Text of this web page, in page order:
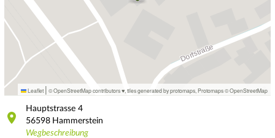
Leaflet | © OpenStreetMap contributors ♥, tiles generated by protomaps Protomaps©OpenStreetMap
Hauptstrasse 4
56598 Hammerstein
Wegbeschreibung